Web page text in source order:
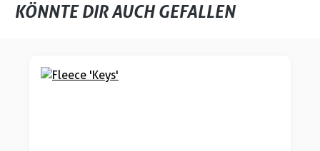
KÖNNTE DIR AUCH GEFALLEN